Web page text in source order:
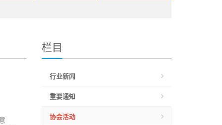
栏目
行业新闻
重要通知
协会活动